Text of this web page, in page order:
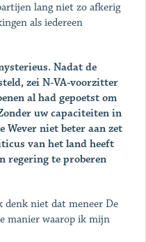
lang niet zo afkerig
als iedereen
Nadat de
zei N-VA-voorzitter
al had gepoetst om
uw capaciteiten in
Wever niet beter aan zet
van het land heeft
regering te proberen
denk niet dat meneer De
manier waarop ik mijn